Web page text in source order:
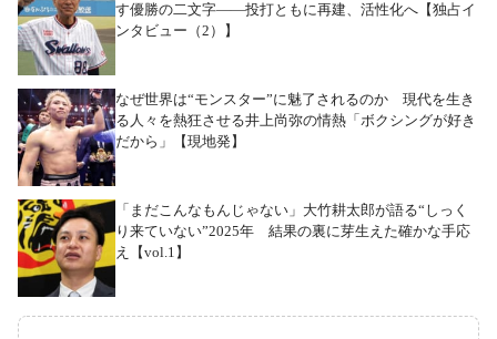
す優勝の二文字――投打ともに再建、活性化へ【独占イ
ンタビュー（2）】
なぜ世界は“モンスター”に魅了されるのか 現代を生き
る人々を熱狂させる井上尚弥の情熱「ボクシングが好き
だから」【現地発】
「まだこんなもんじゃない」大竹耕太郎が語る“しっく
り来ていない”2025年 結果の裏に芽生えた確かな手応
え【vol.1】